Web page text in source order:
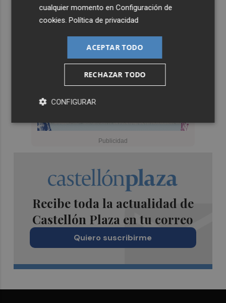
Recibe toda la actualidad de
Castellón Plaza en tu correo
Quiero suscribirme
cualquier momento enConfiguración de
cookies.Política de privacidad
ACEPTAR TODO
RECHAZAR TODO
CONFIGURAR